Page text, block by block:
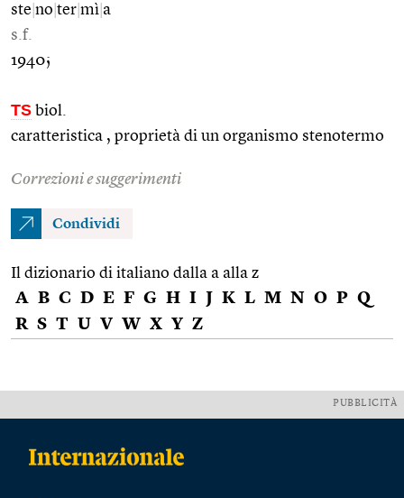
ste no ter mì a
s.f.
1940;
TS biol.
caratteristica , proprietà di un organismo stenotermo
Correzioni e suggerimenti
Condividi
Il dizionario di italiano dalla a alla z
A B C D E F G H I J K L M N O P Q
R S T U V W X Y Z
PUBBLICITÀ